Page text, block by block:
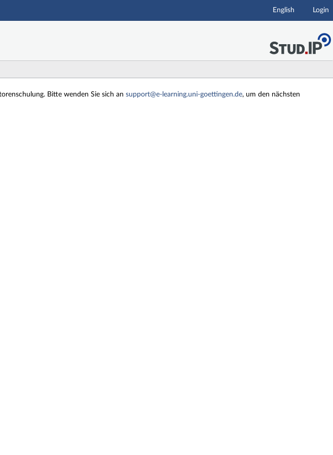
English Login
Bitte wenden Sie sich ansupport@e-learning.uni-goettingen.de, um den nächsten